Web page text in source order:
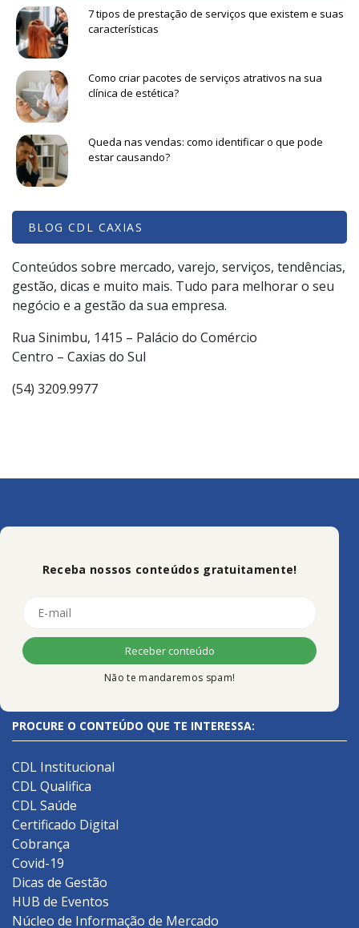
7 tipos de prestação de serviços que existem e suas
características
Como criar pacotes de serviços atrativos na sua
clínica de estética?
Queda nas vendas: como identificar o que pode
estar causando?
BLOG CDL CAXIAS
Conteúdos sobre mercado, varejo, serviços, tendências,
gestão, dicas e muito mais. Tudo para melhorar o seu
negócio e a gestão da sua empresa.
Rua Sinimbu, 1415 – Palácio do Comércio
Centro – Caxias do Sul
(54) 3209.9977
Receba nossos conteúdos gratuitamente!
Não te mandaremos spam!
PROCURE O CONTEÚDO QUE TE INTERESSA:
CDL Institucional
CDL Qualifica
CDL Saúde
Certificado Digital
Cobrança
Covid-19
Dicas de Gestão
HUB de Eventos
Núcleo de Informação de Mercado